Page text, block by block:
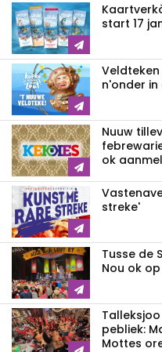
start 17
n'onder in
Nuuw
ok
streke'
Tusse de
Nou ok
pebliek:
Mottes